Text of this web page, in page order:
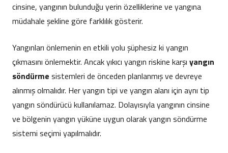
cinsine, yangının bulunduğu yerin özelliklerine ve yangına
müdahale şekline göre farklılık gösterir.
Yangınları önlemenin en etkili yolu şüphesiz ki yangın
çıkmasını önlemektir. Ancak yıkıcı yangın riskine karşı yangın
söndürme sistemleri de önceden planlanmış ve devreye
alınmış olmalıdır. Her yangın tipi ve yangın alanı için aynı tip
yangın söndürücü kullanılamaz. Dolayısıyla yangının cinsine
ve bölgenin yangın yüküne uygun olarak yangın söndürme
sistemi seçimi yapılmalıdır.